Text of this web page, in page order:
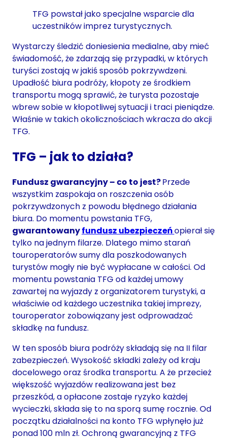
TFG powstał jako specjalne wsparcie dla
uczestników imprez turystycznych.
Wystarczy śledzić doniesienia medialne, aby mieć
świadomość, że zdarzają się przypadki, w których
turyści zostają w jakiś sposób pokrzywdzeni.
Upadłość biura podróży, kłopoty ze środkiem
transportu mogą sprawić, że turysta pozostaje
wbrew sobie w kłopotliwej sytuacji i traci pieniądze.
Właśnie w takich okolicznościach wkracza do akcji
TFG.
TFG – jak to działa?
Fundusz gwarancyjny – co to jest?Przede
wszystkim zaspokaja on roszczenia osób
pokrzywdzonych z powodu błędnego działania
biura. Do momentu powstania TFG,
gwarantowanyfundusz ubezpieczeńopierał się
tylko na jednym filarze. Dlatego mimo starań
touroperatorów sumy dla poszkodowanych
turystów mogły nie być wypłacane w całości. Od
momentu powstania TFG od każdej umowy
zawartej na wyjazdy z organizatorem turystyki, a
właściwie od każdego uczestnika takiej imprezy,
touroperator zobowiązany jest odprowadzać
składkę na fundusz.
W ten sposób biura podróży składają się na II filar
zabezpieczeń. Wysokość składki zależy od kraju
docelowego oraz środka transportu. A że przecież
większość wyjazdów realizowana jest bez
przeszkód, a opłacone zostaje ryzyko każdej
wycieczki, składa się to na sporą sumę rocznie. Od
początku działalności na konto TFG wpłynęło już
ponad 100 mln zł. Ochroną gwarancyjną z TFG